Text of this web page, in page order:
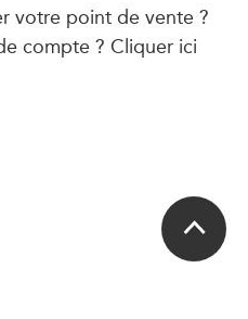
votre point de vente ?
compte ? Cliquer ici